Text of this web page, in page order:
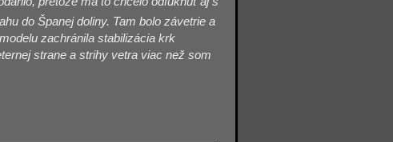
do Španej doliny. Tam bolo závetrie a
zachránila stabilizácia krk
strane a strihy vetra viac než som